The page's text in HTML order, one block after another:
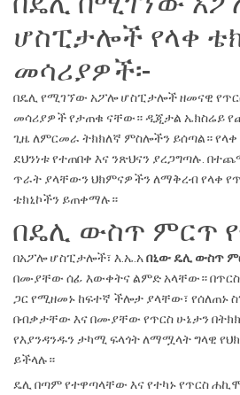
ሆስፒታሎች የላቀ
መሳሪያዎች፡-
በዴሊ የሚገኘው አፖሎ ሆስፒታሎች ዘመናዊ
መሳሪያዎች የታጠቁ ናቸው። ዲጂታል ኤክስሬይ
ጊዜ ለምርመራ ትክክለኛ ምስሎችን ይሰጣል።
ደህንነቱ የተጠበቀ እና ንጽህናን ያረጋግጣሉ.
ጥራት ያላቸውን ህክምናዎችን ለማቅረብ የላቀ
ቴክኒኮችን ይጠቀማሉ።
በዴሊ ውስጥ ምርጥ
በአፖሎ ሆስፒታሎች፣ እ.ኤ.አበኒው ዴሊ ውስጥ
በሙያቸው ሰፊ እውቀትና ልምድ አላቸው። በጥርስ
ጋር የሚዘመኑ ከፍተኛ ችሎታ ያላቸው፣ የሰለጠኑ
በብቃታቸው እና በሙያቸው የጥርስ ሁኔታን
የእያንዳንዱን ታካሚ ፍላጎት ለማሟላት ግላዊ
ይችላሉ።
ዴሊ በጣም የተዋጣላቸው እና የተካኑ የጥርስ